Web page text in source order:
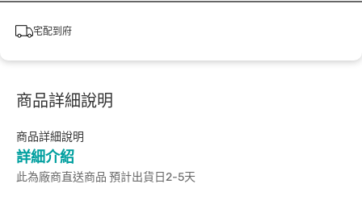
宅配到府
商品詳細說明
商品詳細說明
詳細介紹
此為廠商直送商品 預計出貨日2-5天